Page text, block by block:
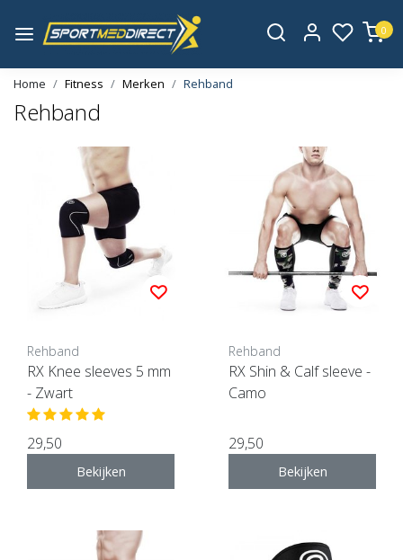
0
Home Fitness Merken Rehband
Rehband
Rehband
RX Knee sleeves 5 mm
- Zwart
29,50
Bekijken
Rehband
RX Shin & Calf sleeve -
Camo
29,50
Bekijken